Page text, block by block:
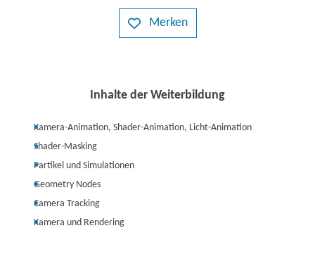
Merken
Inhalte der Weiterbildung
Kamera-Animation, Shader-Animation, Licht-Animation
Shader-Masking
Partikel und Simulationen
Geometry Nodes
Camera Tracking
Kamera und Rendering